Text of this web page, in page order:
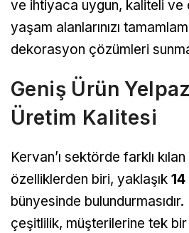
ve ihtiyaca uygun, kaliteli ve
yaşam alanlarınızı
dekorasyon çözümleri
Geniş Ürün
Üretim Kalitesi
Kervan’ı sektörde farklı
özelliklerden biri, yaklaşık
bünyesinde bulundurmasıdır.
çeşitlilik, müşterilerine tek bir